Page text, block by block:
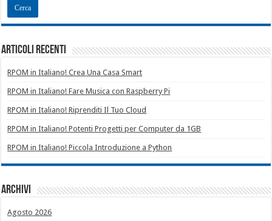
Articoli recenti
RPOM in Italiano! Crea Una Casa Smart
RPOM in Italiano! Fare Musica con Raspberry Pi
RPOM in Italiano! Riprenditi Il Tuo Cloud
RPOM in Italiano! Potenti Progetti per Computer da 1GB
RPOM in Italiano! Piccola Introduzione a Python
Archivi
Agosto 2026